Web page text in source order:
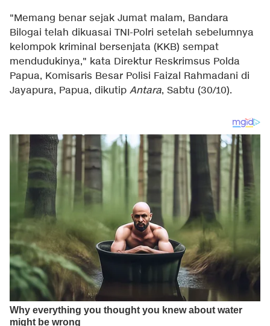
"Memang benar sejak Jumat malam, Bandara
Bilogai telah dikuasai TNI-Polri setelah sebelumnya
kelompok kriminal bersenjata (KKB) sempat
mendudukinya," kata Direktur Reskrimsus Polda
Papua, Komisaris Besar Polisi Faizal Rahmadani di
Jayapura, Papua, dikutip Antara, Sabtu (30/10).